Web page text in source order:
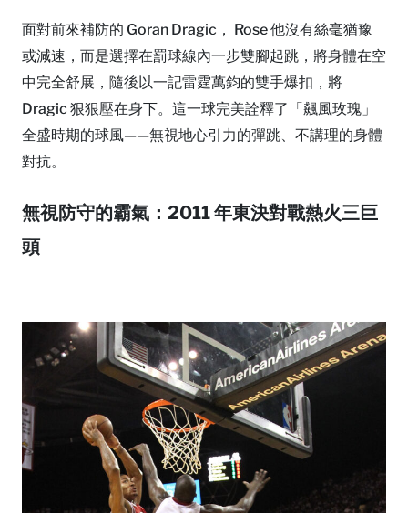
面對前來補防的 Goran Dragic， Rose 他沒有絲毫猶豫
或減速，而是選擇在罰球線內一步雙腳起跳，將身體在空
中完全舒展，隨後以一記雷霆萬鈞的雙手爆扣，將
Dragic 狠狠壓在身下。這一球完美詮釋了「飆風玫瑰」
全盛時期的球風——無視地心引力的彈跳、不講理的身體
對抗。
無視防守的霸氣：2011 年東決對戰熱火三巨
頭